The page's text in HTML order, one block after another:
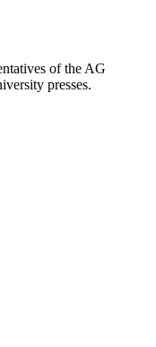
of the AG
presses.